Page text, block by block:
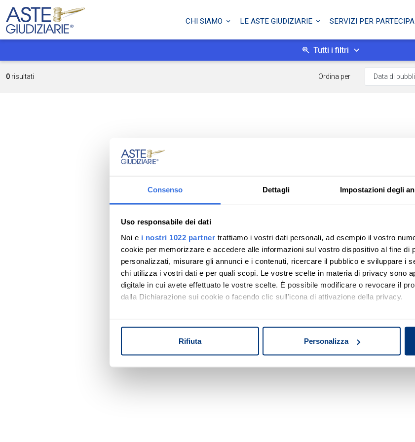
Consenso Dettagli Impostazioni degli
Uso responsabile dei dati
Noi e i nostri 1022 partner trattiamo i vostri dati personali, ad esempio il vostro
cookie per memorizzare e accedere alle informazioni sul vostro dispositivo al fine di
personalizzati, misurare gli annunci e i contenuti, ricercare il pubblico e sviluppare i
chi utilizza i vostri dati e per quali scopi. Le vostre scelte in materia di privacy sono
digitale in cui avete effettuato le vostre scelte. È possibile modificare o revocare il
dalla Dichiarazione sui cookie o facendo clic sull'icona di attivazione della privacy.
Identificare il tuo dispositivo, scansionandolo attivamente alla ricerca di
digitali).
Rifiuta Personalizza
CHI SIAMO LE ASTE GIUDIZIARIE SERVIZI PER
Tutti i filtri
0 risultati Ordina per
Nessun risultato di
Prova a modificare o rimuovere alcuni
a cambiare l'area di ricerca.